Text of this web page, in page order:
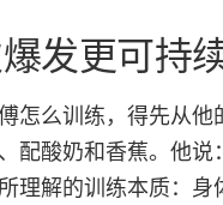
发更可持
怎么训练，得先从他
配酸奶和香蕉。他
理解的训练本质：